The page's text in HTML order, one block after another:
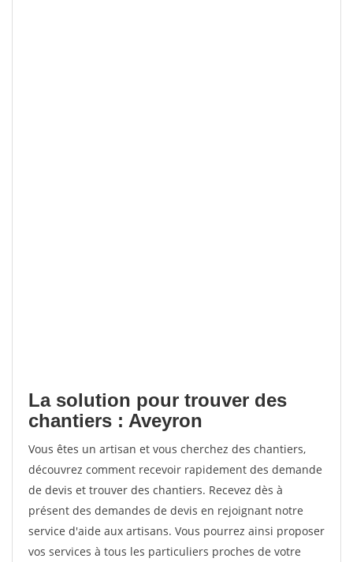
La solution pour trouver des
chantiers : Aveyron
Vous êtes un artisan et vous cherchez des chantiers,
découvrez comment recevoir rapidement des demande
de devis et trouver des chantiers. Recevez dès à
présent des demandes de devis en rejoignant notre
service d'aide aux artisans. Vous pourrez ainsi proposer
vos services à tous les particuliers proches de votre